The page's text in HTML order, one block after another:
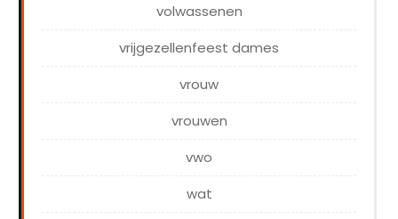
volwassenen
vrijgezellenfeest dames
vrouw
vrouwen
vwo
wat